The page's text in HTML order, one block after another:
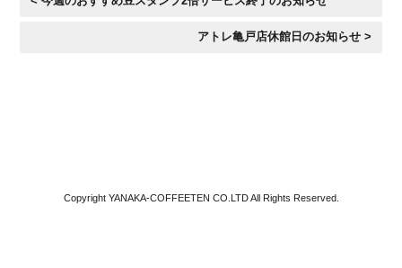
アトレ亀戸店休館日のお知らせ >
Copyright YANAKA-COFFEETEN CO.LTD All Rights Reserved.